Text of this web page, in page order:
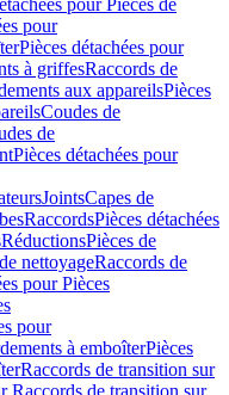
pour Pièces de
pour
Pièces détachées pour
à griffesRaccords de
aux appareilsPièces
Coudes de
de
Pièces détachées pour
JointsCapes de
RaccordsPièces détachées
RéductionsPièces de
nettoyageRaccords de
pour Pièces
pour
à emboîterPièces
Raccords de transition sur
Raccords de transition sur